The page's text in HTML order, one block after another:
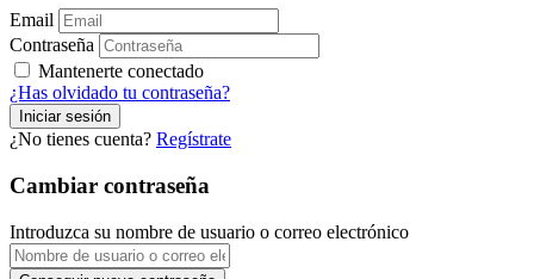
Email
Contraseña
Mantenerte conectado
¿Has olvidado tu contraseña?
¿No tienes cuenta? Regístrate
Cambiar contraseña
Introduzca su nombre de usuario o correo electrónico